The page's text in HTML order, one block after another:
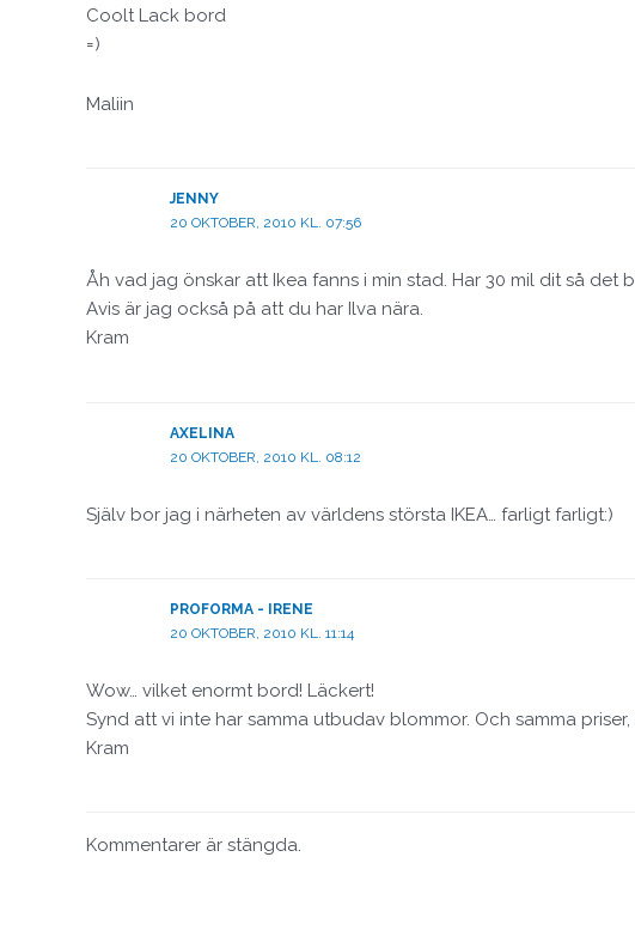
Coolt Lack bord
=)
Maliin
JENNY
20 OKTOBER, 2010 KL. 07:56
Åh vad jag önskar att Ikea fanns i min stad. Har 30 mil dit så
Avis är jag också på att du har Ilva nära.
Kram
AXELINA
20 OKTOBER, 2010 KL. 08:12
Själv bor jag i närheten av världens största IKEA… farligt farligt:)
PROFORMA - IRENE
20 OKTOBER, 2010 KL. 11:14
Wow… vilket enormt bord! Läckert!
Synd att vi inte har samma utbudav blommor. Och samma
Kram
Kommentarer är stängda.